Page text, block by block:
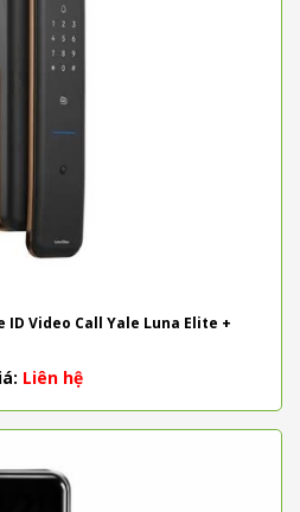
ID Video Call Yale Luna Elite +
Liên hệ